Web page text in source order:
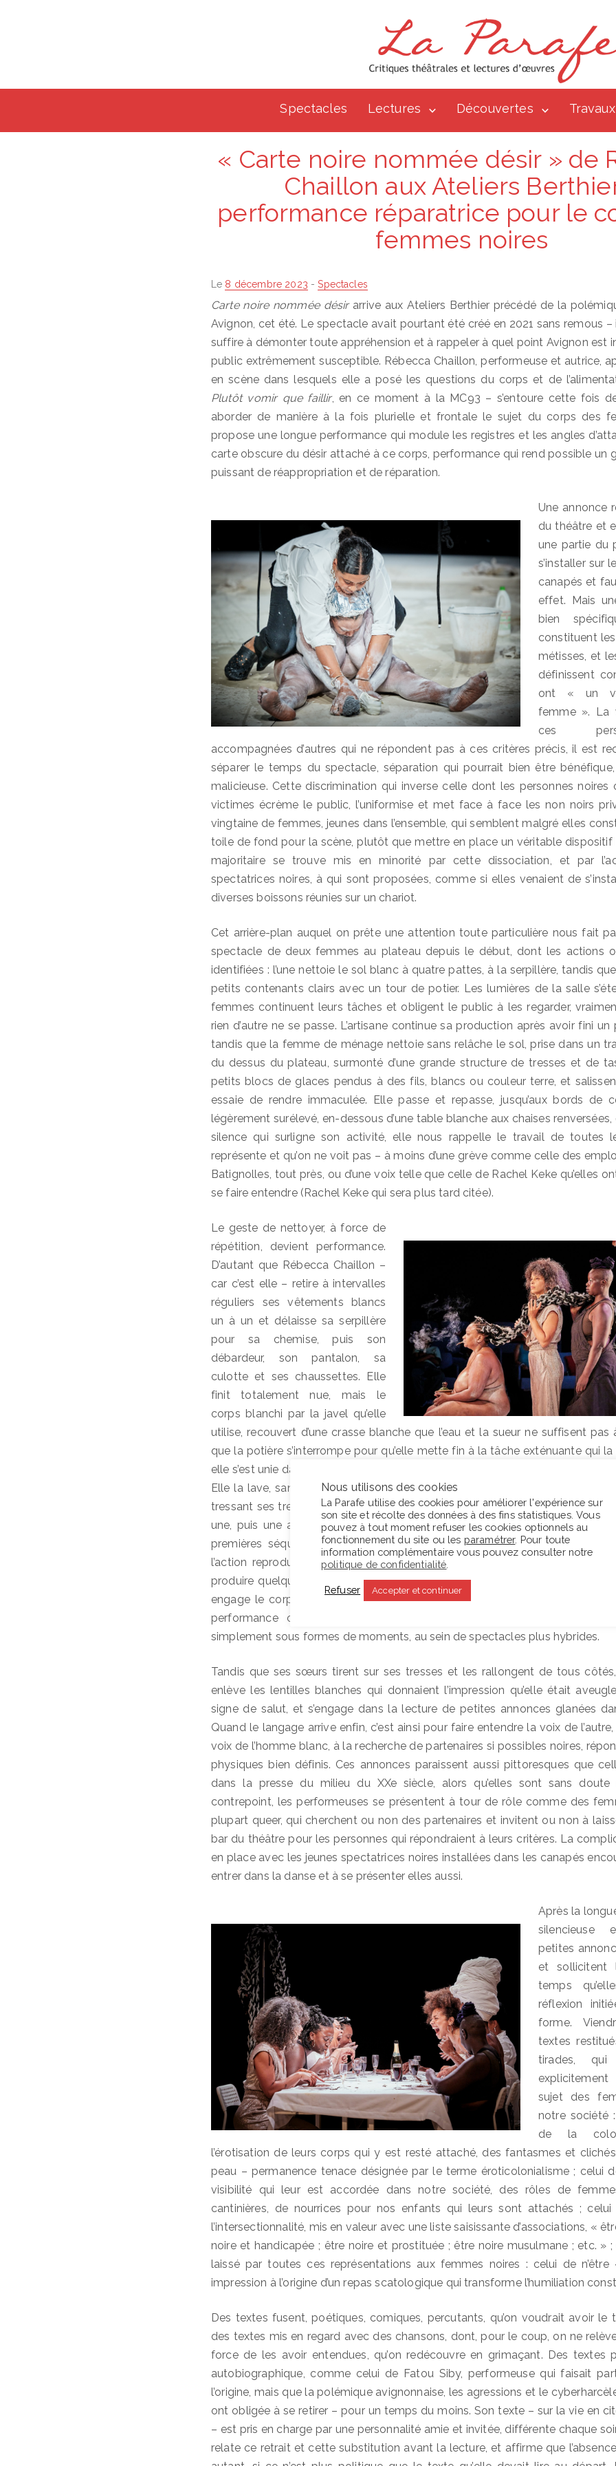
Spectacles Lectures Découvertes Travaux
« Carte noire nommée désir » de
Chaillon aux Ateliers
performance réparatrice pour le
femmes noires
Le Posted
on
8 décembre 2023 -Spectacles
Carte noire nommée désirarrive aux Ateliers Berthier précédé de la
Avignon, cet été. Le spectacle avait pourtant été créé en 2021 sans remous –
suffire à démonter toute appréhension et à rappeler à quel point Avignon est
public extrêmement susceptible. Rébecca Chaillon, performeuse et autrice,
en scène dans lesquels elle a posé les questions du corps et de
Plutôt vomir que faillir, en ce moment à la MC93 – s’entoure cette fois
aborder de manière à la fois plurielle et frontale le sujet du corps des
propose une longue performance qui module les registres et les angles
carte obscure du désir attaché à ce corps, performance qui rend possible un
puissant de réappropriation et de réparation.
Une annonce
du théâtre et
une partie du
s’installer sur
canapés et
effet. Mais
bien
constituent
métisses, et
définissent
ont « un
femme ». La
ces
accompagnées d’autres qui ne répondent pas à ces critères précis, il est
séparer le temps du spectacle, séparation qui pourrait bien être
malicieuse. Cette discrimination qui inverse celle dont les personnes
victimes écrème le public, l’uniformise et met face à face les non noirs
vingtaine de femmes, jeunes dans l’ensemble, qui semblent malgré elles
toile de fond pour la scène, plutôt que mettre en place un véritable
majoritaire se trouve mis en minorité par cette dissociation, et par
spectatrices noires, à qui sont proposées, comme si elles venaient de
diverses boissons réunies sur un chariot.
Cet arrière-plan auquel on prête une attention toute particulière nous fait
spectacle de deux femmes au plateau depuis le début, dont les actions
identifiées : l’une nettoie le sol blanc à quatre pattes, à la serpillère, tandis
petits contenants clairs avec un tour de potier. Les lumières de la salle
femmes continuent leurs tâches et obligent le public à les regarder,
rien d’autre ne se passe. L’artisane continue sa production après avoir fini un
tandis que la femme de ménage nettoie sans relâche le sol, prise dans un
du dessus du plateau, surmonté d’une grande structure de tresses et de
petits blocs de glaces pendus à des fils, blancs ou couleur terre, et
essaie de rendre immaculée. Elle passe et repasse, jusqu’aux bords de
légèrement surélevé, en-dessous d’une table blanche aux chaises renversées,
silence qui surligne son activité, elle nous rappelle le travail de toutes
représente et qu’on ne voit pas – à moins d’une grève comme celle des
Batignolles, tout près, ou d’une voix telle que celle de Rachel Keke qu’elles
se faire entendre (Rachel Keke qui sera plus tard citée).
Le geste de nettoyer, à force de
répétition, devient performance.
D’autant que Rébecca Chaillon –
car c’est elle – retire à intervalles
réguliers ses vêtements blancs
un à un et délaisse sa serpillère
pour sa chemise, puis son
débardeur, son pantalon, sa
culotte et ses chaussettes. Elle
finit totalement nue, mais le
corps blanchi par la javel qu’elle
utilise, recouvert d’une crasse blanche que l’eau et la sueur ne suffisent pas
que la potière s’interrompe pour qu’elle mette fin à la tâche exténuante qui
elle s’est unie dans un court chant l’assied sur un socle et prend soin de celle
Elle la lave, sans ménagements, puis l’enduit d’une matière hydratante.
tressant ses tresses à de grandes cordes qu’elle attrape des cintres. Elle
une, puis une autre, puis d’autres encore, qui viennent à leur tour tresser
premières séquences longues, sans paroles, disent la force expressive
l’action reproduite sur un plateau, sans le support de lumières ou de
produire quelque chose d’esthétique. On est là face à de la performance
engage le corps et le met à l’épreuve et qui en dit plus long que de
performance comme n’en voit finalement assez rarement sur les
simplement sous formes de moments, au sein de spectacles plus hybrides.
Tandis que ses sœurs tirent sur ses tresses et les rallongent de tous
enlève les lentilles blanches qui donnaient l’impression qu’elle était
signe de salut, et s’engage dans la lecture de petites annonces glanées
Quand le langage arrive enfin, c’est ainsi pour faire entendre la voix de
voix de l’homme blanc, à la recherche de partenaires si possibles noires,
physiques bien définis. Ces annonces paraissent aussi pittoresques que
dans la presse du milieu du XXe siècle, alors qu’elles sont sans doute
contrepoint, les performeuses se présentent à tour de rôle comme des
plupart queer, qui cherchent ou non des partenaires et invitent ou non à
bar du théâtre pour les personnes qui répondraient à leurs critères. La
en place avec les jeunes spectatrices noires installées dans les canapés
entrer dans la danse et à se présenter elles aussi.
Après la
silencieuse
petites
et sollicitent
temps
réflexion
forme.
textes
tirades,
sujet des
notre société
de la
l’érotisation de leurs corps qui y est resté attaché, des fantasmes et
peau – permanence tenace désignée par le terme éroticolonialisme ; celui
visibilité qui leur est accordée dans notre société, des rôles de
cantinières, de nourrices pour nos enfants qui leurs sont attachés ;
l’intersectionnalité, mis en valeur avec une liste saisissante d’associations, «
noire et handicapée ; être noire et prostituée ; être noire musulmane ; etc. »
laissé par toutes ces représentations aux femmes noires : celui de n’être
impression à l’origine d’un repas scatologique qui transforme l’humiliation
Des textes fusent, poétiques, comiques, percutants, qu’on voudrait avoir le
des textes mis en regard avec des chansons, dont, pour le coup, on ne
force de les avoir entendues, qu’on redécouvre en grimaçant. Des textes
autobiographique, comme celui de Fatou Siby, performeuse qui faisait
l’origine, mais que la polémique avignonnaise, les agressions et le
ont obligée à se retirer – pour un temps du moins. Son texte – sur la vie en
– est pris en charge par une personnalité amie et invitée, différente chaque
relate ce retrait et cette substitution avant la lecture, et affirme que
Nous utilisons des cookies
La Parafe utilise des cookies pour améliorer l'expérience sur
son site et récolte des données à des fins statistiques. Vous
pouvez à tout moment refuser les cookies optionnels au
fonctionnement du site ou les paramétrer. Pour toute
information complémentaire vous pouvez consulter notre
politique de confidentialité
Refuser Accepter et continuer